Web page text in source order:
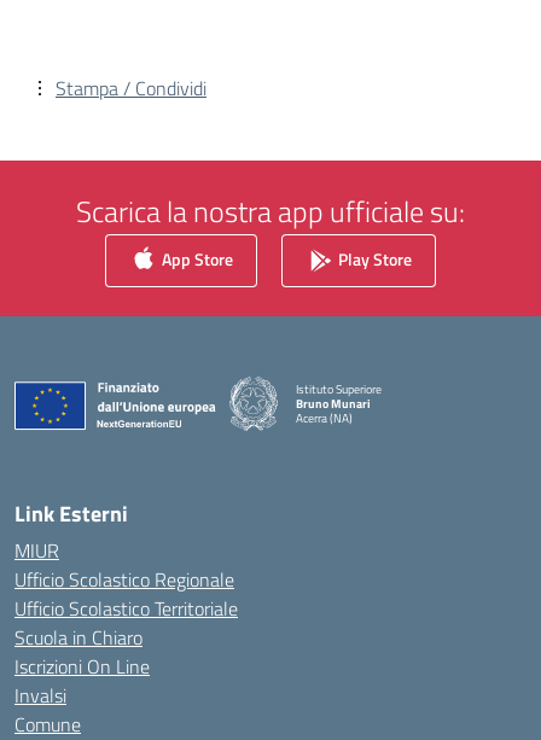
Stampa / Condividi
Scarica la nostra app ufficiale su:
App Store Play Store
Istituto Superiore
Bruno Munari
Acerra (NA)
Link Esterni
MIUR
Ufficio Scolastico Regionale
Ufficio Scolastico Territoriale
Scuola in Chiaro
Iscrizioni On Line
Invalsi
Comune